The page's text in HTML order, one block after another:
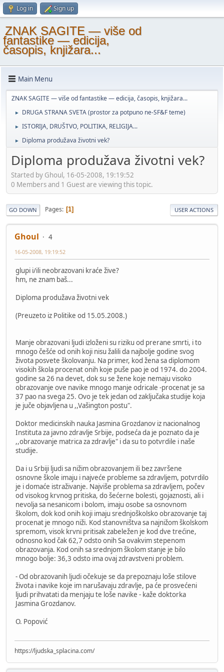
Log in Sign up
ZNAK SAGITE — više od
fantastike — edicija,
časopis, knjižara...
Main Menu
ZNAK SAGITE — više od fantastike — edicija, časopis, knjižara...
► DRUGA STRANA SVETA (prostor za potpuno ne-SF&F teme)
► ISTORIJA, DRUŠTVO, POLITIKA, RELIGIJA...
► Diploma produžava životni vek?
Diploma produžava životni vek?
Started by Ghoul, 16-05-2008, 19:19:52
0 Members and 1 Guest are viewing this topic.
GO DOWN Pages 1 USER ACTIONS
Ghoul 4
16-05-2008, 19:19:52
glupi i/ili neobrazovani kraće žive?
hm, ne znam baš...
Diploma produžava životni vek
(Preuzeto iz Politike od 15.05.2008.)
Manje obrazovani ljudi izloženi su riziku od prerane smrti, i to
mnogo češće od onih koji nisu žalili da najbolje godine svog
života posvete školovanju. Na primer, kod žena sa diplomom
visokih škola procenat onih koje puše pao je od 1974. do 2004.
godine sa 26 na devet, dok su se žene koje nemaju visoko
obrazovanje ove navike mnogo manje odricale -procenat je sa
37 pao na svega 25. Ovo je tek jedan od zaključaka studije koja
je juče objavljena u ,,Vašington postu".
Doktor medicinskih nauka Jasmina Grozdanov iz nacionalnog
Instituta za javno zdravlje Srbije, podseća da je poznato da je
,,obrazovanje matrica za zdravlje" i da su to potvrdile i naše
studije.
Da i u Srbiji ljudi sa nižim obrazovanjem ili bez završene
osnovne škole imaju i najveće probleme sa zdravljem, potvrdilo
je i domaće istraživanje. Najviše problema sa zdravljem, počev
od visokog krvnog pritiska, do šećerne bolesti, gojaznosti, ali i
nevolja sa nesanicom i bolom, imaju osobe sa osnovnom
školom, dok kod onih koji imaju srednjoškolsko obrazovanje taj
procenat je mnogo niži. Kod stanovništva sa najnižom školskom
spremom, visok krvni pritisak zabeležen je kod dve trećine,
odnosno kod čak 62,7 odsto onih Sa ovakvim stepenom
obrazovanja. Kod onih sa srednjom školom stanje je bilo
mnogo bolje: 36,3 odsto ima ovaj zdravstveni problem.
- Od obrazovanih ljudi očekuje se da prepoznaju loše stilove
života i navike koje im narušavaju zdravlje, pa će prosvećeni
ljudi prihvatati da menjaju te loše navike - kaže doktorka
Jasmina Grozdanov.
O. Popović
https://ljudska_splacina.com/